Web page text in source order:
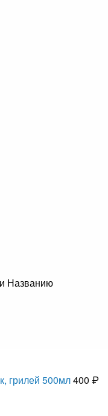
Названию
грилей 500мл400 ₽